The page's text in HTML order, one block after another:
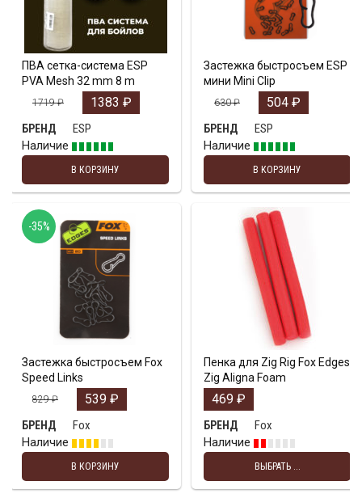
ПВА сетка-система ESP
PVA Mesh 32 mm 8 m
1719₽ 1383 ₽
БРЕНД
ESP
Наличие
В КОРЗИНУ
Застежка быстросъем ESP
мини Mini Clip
630₽ 504 ₽
БРЕНД
ESP
Наличие
В КОРЗИНУ
Застежка быстросъем Fox
Speed Links
829₽ 539 ₽
БРЕНД
Fox
Наличие
В КОРЗИНУ
-35%
Пенка для Zig Rig Fox Edges
Zig Aligna Foam
469 ₽
БРЕНД
Fox
Наличие
ВЫБРАТЬ ...